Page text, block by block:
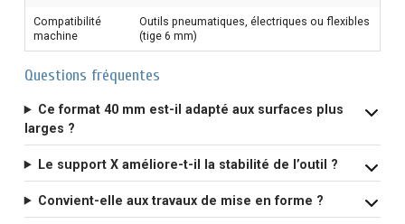
Compatibilité
machine
Outils pneumatiques, électriques ou flexibles
(tige 6 mm)
Questions fréquentes
Ce format 40 mm est-il adapté aux surfaces plus
larges ?
Le support X améliore-t-il la stabilité de l’outil ?
Convient-elle aux travaux de mise en forme ?